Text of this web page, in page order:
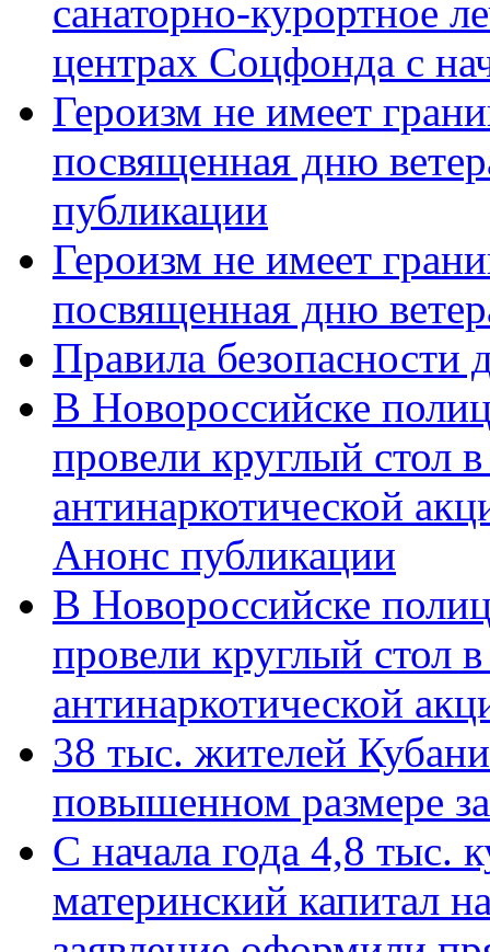
санаторно-курортное
центрах Соцфонда с
Героизм не имеет
посвященная дню
публикации
Героизм не имеет
посвященная дню
Правила безопасности
В Новороссийске
провели круглый стол
антинаркотической
Анонс публикации
В Новороссийске
провели круглый стол
антинаркотической
38 тыс. жителей
повышенном размере
С начала года 4,8 тыс.
материнский капитал